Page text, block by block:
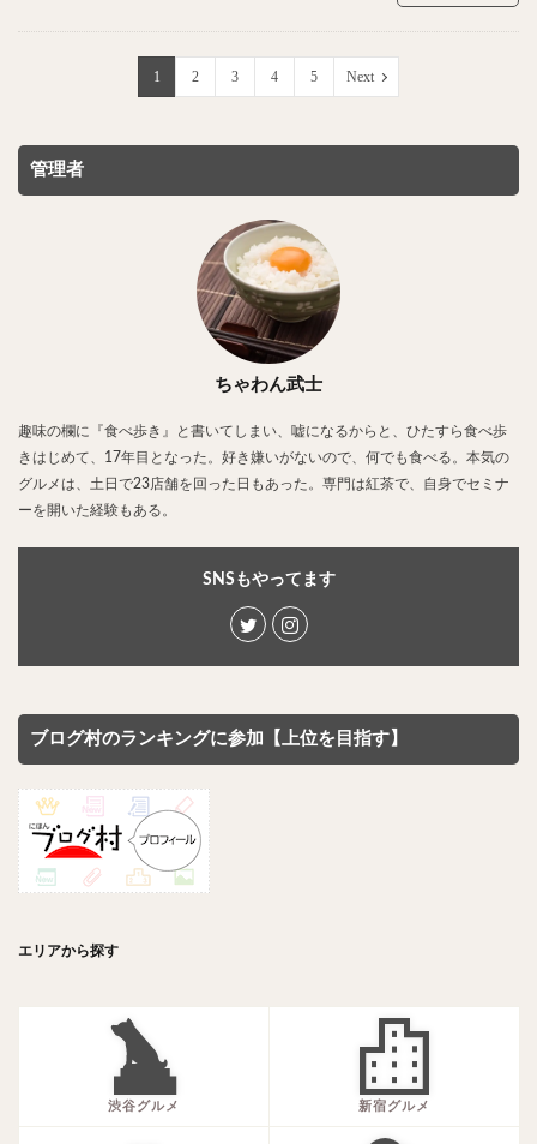
1 2 3 4 5 Next
管理者
ちゃわん武士
趣味の欄に『食べ歩き』と書いてしまい、嘘になるからと、ひたすら食べ歩
きはじめて、17年目となった。好き嫌いがないので、何でも食べる。本気の
グルメは、土日で23店舗を回った日もあった。専門は紅茶で、自身でセミナ
ーを開いた経験もある。
SNSもやってます
ブログ村のランキングに参加【上位を目指す】
エリアから探す
渋谷グルメ 新宿グルメ